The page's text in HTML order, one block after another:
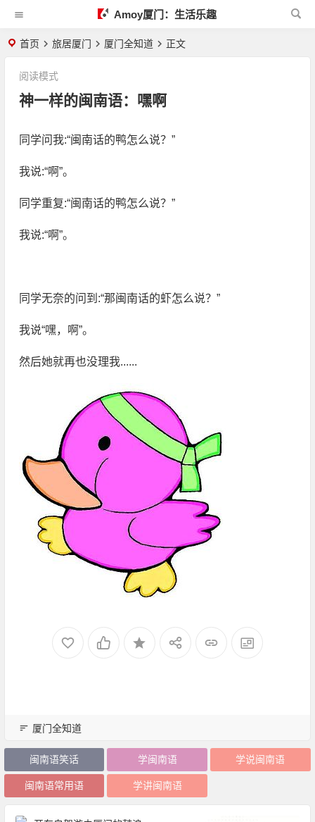
Amoy厦门：生活乐趣
首页 旅居厦门 厦门全知道 正文
神一样的闽南语：嘿啊
阅读模式
同学问我:“闽南话的鸭怎么说？”
我说:“啊”。
同学重复:“闽南话的鸭怎么说？”
我说:“啊”。
同学无奈的问到:“那闽南话的虾怎么说？”
我说“嘿，啊”。
然后她就再也没理我......
厦门全知道
闽南语笑话 学闽南语 学说闽南语
闽南语常用语 学讲闽南语